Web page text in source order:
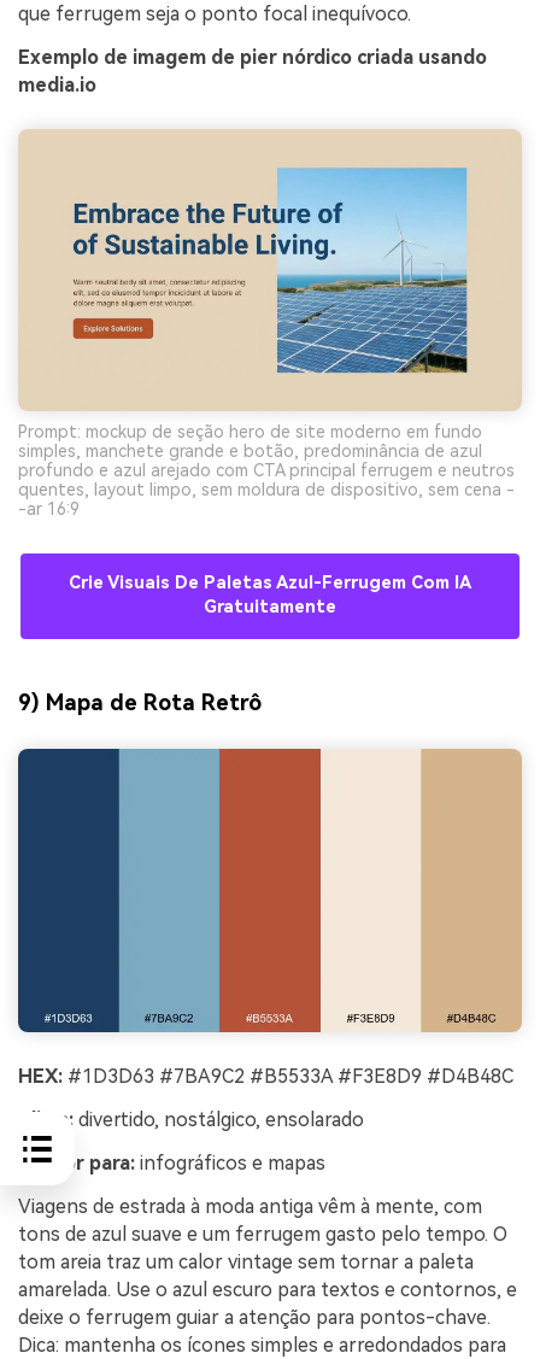
que ferrugem seja o ponto focal inequívoco.
Exemplo de imagem de pier nórdico criada usando
media.io
Prompt: mockup de seção hero de site moderno em fundo
simples, manchete grande e botão, predominância de azul
profundo e azul arejado com CTA principal ferrugem e neutros
quentes, layout limpo, sem moldura de dispositivo, sem cena -
-ar 16:9
Crie Visuais De Paletas Azul-Ferrugem Com IA
Gratuitamente
9) Mapa de Rota Retrô
HEX: #1D3D63 #7BA9C2 #B5533A #F3E8D9 #D4B48C
Clima: divertido, nostálgico, ensolarado
Melhor para: infográficos e mapas
Viagens de estrada à moda antiga vêm à mente, com
tons de azul suave e um ferrugem gasto pelo tempo. O
tom areia traz um calor vintage sem tornar a paleta
amarelada. Use o azul escuro para textos e contornos, e
deixe o ferrugem guiar a atenção para pontos-chave.
Dica: mantenha os ícones simples e arredondados para